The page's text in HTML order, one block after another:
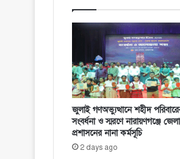
জুলাই গণঅভ্যুত্থানে শহীদ
সংবর্ধনা ও স্মরণে নারায়ণগঞ্জে জেলা
প্রশাসনের নানা কর্মসূচি
2 days ago